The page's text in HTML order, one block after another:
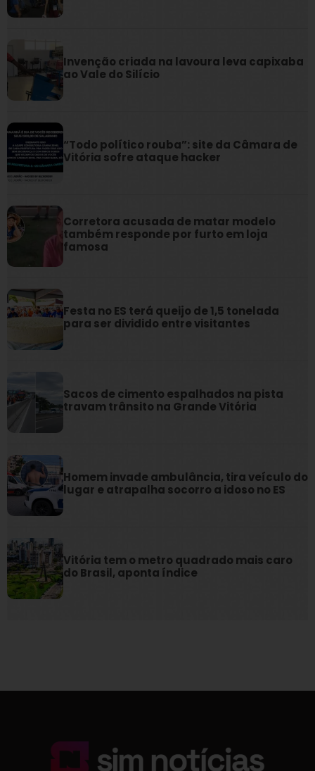
Invenção criada na lavoura leva capixaba
ao Vale do Silício
“Todo político rouba”: site da Câmara de
Vitória sofre ataque hacker
Corretora acusada de matar modelo
também responde por furto em loja
famosa
Festa no ES terá queijo de 1,5 tonelada
para ser dividido entre visitantes
Sacos de cimento espalhados na pista
travam trânsito na Grande Vitória
Homem invade ambulância, tira veículo do
lugar e atrapalha socorro a idoso no ES
Vitória tem o metro quadrado mais caro
do Brasil, aponta índice